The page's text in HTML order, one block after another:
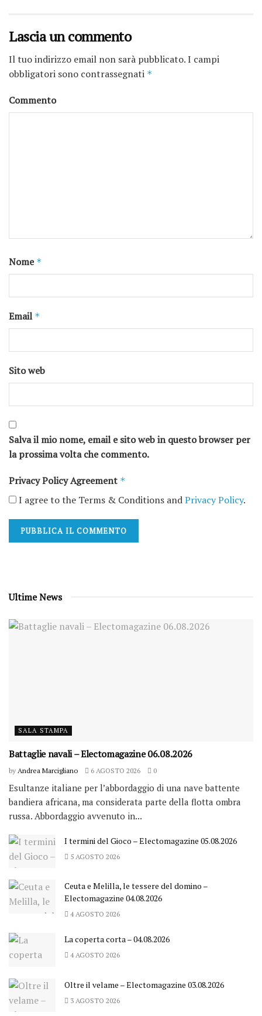
Lascia un commento
Il tuo indirizzo email non sarà pubblicato.I campi
obbligatori sono contrassegnati *
Commento
Nome *
Email *
Sito web
Salva il mio nome, email e sito web in questo browser per
la prossima volta che commento.
Privacy Policy Agreement *
I agree to the Terms & Conditions andPrivacy Policy.
Ultime News
SALA STAMPA
Battaglie navali – Electomagazine 06.08.2026
by Andrea Marcigliano 6 AGOSTO 2026 0
Esultanze italiane per l’abbordaggio di una nave battente
bandiera africana, ma considerata parte della flotta ombra
russa. Abbordaggio avvenuto in...
I termini del Gioco – Electomagazine 05.08.2026
5 AGOSTO 2026
Ceuta e Melilla, le tessere del domino –
Electomagazine 04.08.2026
4 AGOSTO 2026
La coperta corta – 04.08.2026
4 AGOSTO 2026
Oltre il velame – Electomagazine 03.08.2026
3 AGOSTO 2026